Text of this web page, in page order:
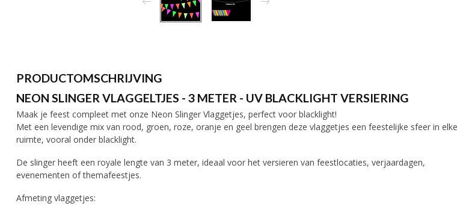
PRODUCTOMSCHRIJVING
NEON SLINGER VLAGGELTJES - 3 METER - UV BLACKLIGHT VERSIERING
Maak je feest compleet met onze Neon Slinger Vlaggetjes, perfect voor blacklight!
Met een levendige mix van rood, groen, roze, oranje en geel brengen deze vlaggetjes een feestelijke sfeer in elke
ruimte, vooral onder blacklight.
De slinger heeft een royale lengte van 3 meter, ideaal voor het versieren van feestlocaties, verjaardagen,
evenementen of themafeestjes.
Afmeting vlaggetjes: